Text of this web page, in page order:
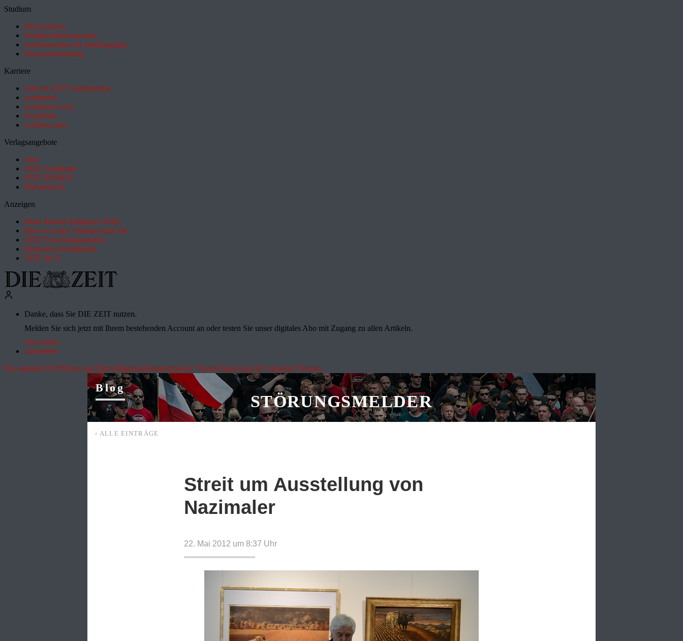
Studium
HeyStudium
Studium-Interessentest
Suchmaschine für Studiengänge
Hochschulranking
Karriere
Jobs im ZEIT Stellenmarkt
academics
academics.com
GoodJobs
e-fellows.net
Verlagsangebote
Abo
ZEIT Akademie
ZEIT REISEN
Partnersuche
Anzeigen
Most Wanted Employer 2026
How it works: Studium und Job
ZEIT Forschungskosmos
Deutsches Schulportal
ZEIT für X
Danke, dass Sie DIE ZEIT nutzen.
Melden Sie sich jetzt mit Ihrem bestehenden Account an oder testen Sie unser digitales Abo mit Zugang zu allen Artikeln.
Abo testen
Anmelden
Die aktuelle ZEITHitze und DürreMigrationRenteInitiative "Deutschland spricht"Aktuelle Themen
Blog
STÖRUNGSMELDER
‹ ALLE EINTRÄGE
Streit um Ausstellung von
Nazimaler
22. Mai 2012 um 8:37 Uhr